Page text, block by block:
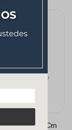
60x120 Cm